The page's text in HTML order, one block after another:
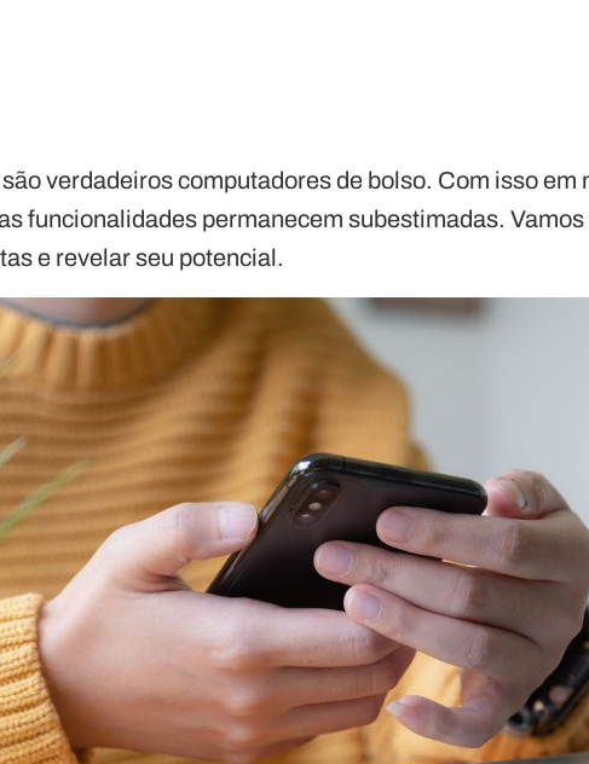
verdadeiros computadores de bolso. Com isso em
funcionalidades permanecem subestimadas.
e revelar seu potencial.